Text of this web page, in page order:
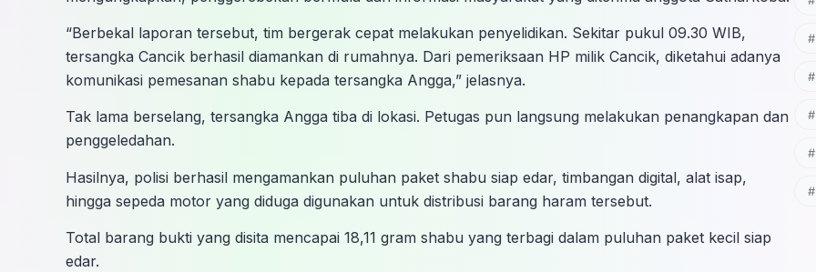
“Berbekal laporan tersebut, tim bergerak cepat melakukan penyelidikan. Sekitar pukul 09.30 WIB,
tersangka Cancik berhasil diamankan di rumahnya. Dari pemeriksaan HP milik Cancik, diketahui adanya
komunikasi pemesanan shabu kepada tersangka Angga,” jelasnya.
Tak lama berselang, tersangka Angga tiba di lokasi. Petugas pun langsung melakukan penangkapan dan
penggeledahan.
Hasilnya, polisi berhasil mengamankan puluhan paket shabu siap edar, timbangan digital, alat isap,
hingga sepeda motor yang diduga digunakan untuk distribusi barang haram tersebut.
Total barang bukti yang disita mencapai 18,11 gram shabu yang terbagi dalam puluhan paket kecil siap
edar.